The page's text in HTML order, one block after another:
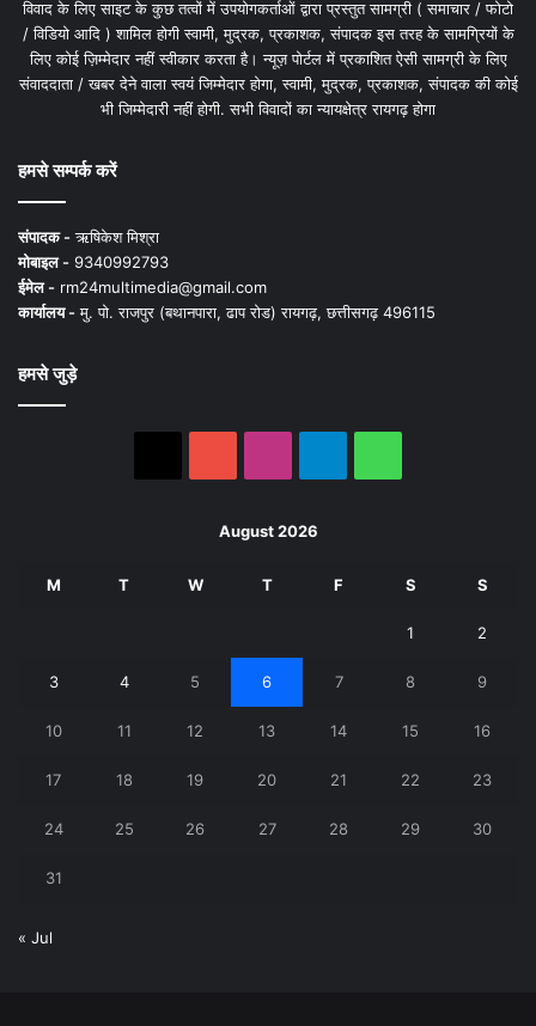
विवाद के लिए साइट के कुछ तत्वों में उपयोगकर्ताओं द्वारा प्रस्तुत सामग्री ( समाचार / फोटो
/ विडियो आदि ) शामिल होगी स्वामी, मुद्रक, प्रकाशक, संपादक इस तरह के सामग्रियों के
लिए कोई ज़िम्मेदार नहीं स्वीकार करता है। न्यूज़ पोर्टल में प्रकाशित ऐसी सामग्री के लिए
संवाददाता / खबर देने वाला स्वयं जिम्मेदार होगा, स्वामी, मुद्रक, प्रकाशक, संपादक की कोई
भी जिम्मेदारी नहीं होगी. सभी विवादों का न्यायक्षेत्र रायगढ़ होगा
हमसे सम्पर्क करें
संपादक -ऋषिकेश मिश्रा
मोबाइल - 9340992793
ईमेल - rm24multimedia@gmail.com
कार्यालय -मु. पो. राजपुर (बथानपारा, ढाप रोड) रायगढ़, छत्तीसगढ़ 496115
हमसे जुड़े
August 2026
M T W T F S S
1 2
3 4 5 6 7 8 9
10 11 12 13 14 15 16
17 18 19 20 21 22 23
24 25 26 27 28 29 30
31
« Jul